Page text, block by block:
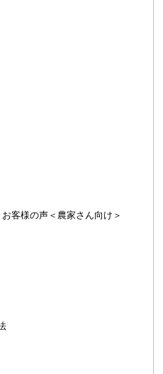
客様の声＜農家さん向け＞